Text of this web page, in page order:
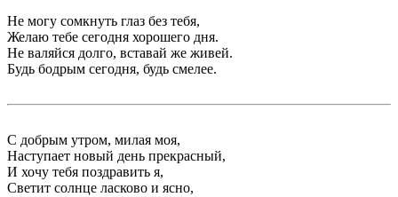
Не могу сомкнуть глаз без тебя,
Желаю тебе сегодня хорошего дня.
Не валяйся долго, вставай же живей.
Будь бодрым сегодня, будь смелее.
С добрым утром, милая моя,
Наступает новый день прекрасный,
И хочу тебя поздравить я,
Светит солнце ласково и ясно,